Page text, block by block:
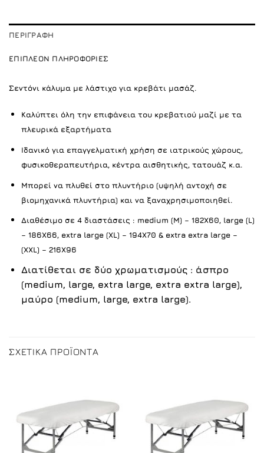
ΠΕΡΙΓΡΑΦΉ
ΕΠΙΠΛΈΟΝ ΠΛΗΡΟΦΟΡΊΕΣ
Σεντόνι κάλυμα με λάστιχο για κρεβάτι μασάζ.
Καλύπτει όλη την επιφάνεια του κρεβατιού μαζί με τα
πλευρικά εξαρτήματα
Ιδανικό για επαγγελματική χρήση σε ιατρικούς χώρους,
φυσικοθεραπευτήρια, κέντρα αισθητικής, τατουάζ κ.α.
Μπορεί να πλυθεί στο πλυντήριο (υψηλή αντοχή σε
βιομηχανικά πλυντήρια) και να ξαναχρησιμοποιηθεί.
Διαθέσιμο σε 4 διαστάσεις : medium (M) – 182X60, large (L)
– 186X66, extra large (XL) – 194X70 & extra extra large –
(XXL) – 216X96
Διατίθεται σε δύο χρωματισμούς : άσπρο
(medium, large, extra large, extra extra large),
μαύρο (medium, large, extra large).
ΣΧΕΤΙΚΆ ΠΡΟΪΌΝΤΑ